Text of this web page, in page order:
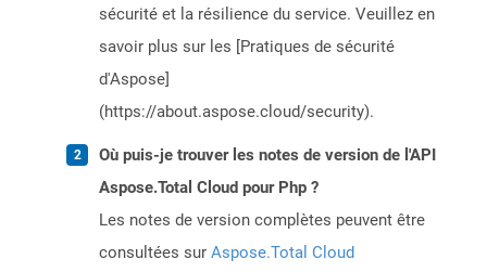
sécurité et la résilience du service. Veuillez en
savoir plus sur les [Pratiques de sécurité
d'Aspose]
(https://about.aspose.cloud/security).
Où puis-je trouver les notes de version de l'API
Aspose.Total Cloud pour Php ?
Les notes de version complètes peuvent être
consultées sur Aspose.Total Cloud